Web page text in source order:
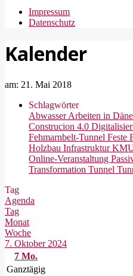
Impressum
Datenschutz
Kalender
am: 21. Mai 2018
Schlagwörter
AbwasserArbeiten in
Construcion 4.0
Fehmarnbelt-Tunnel Feste
Holzbau Infrastruktur
Online-Veranstaltung
Transformation Tunnel
Tag
Agenda
Tag
Monat
Woche
7. Oktober 2024
7 Mo.
Ganztägig